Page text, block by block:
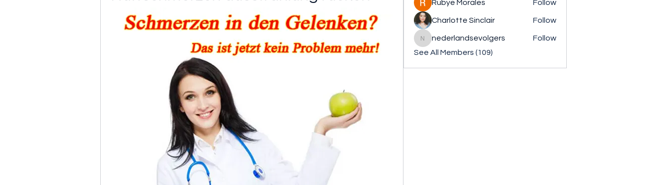
Rubye Morales Follow
Charlotte Sinclair Follow
nederlandsevolgers
nederlandsevolgers
Follow
See All Members (109)